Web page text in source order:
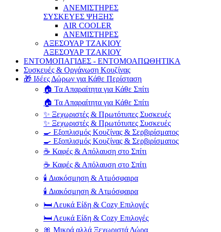
ΑΝΕΜΙΣΤΗΡΕΣ
ΣΥΣΚΕΥΕΣ ΨΗΞΗΣ
AIR COOLER
ΑΝΕΜΙΣΤΗΡΕΣ
ΑΞΕΣΟΥΑΡ ΤΖΑΚΙΟΥ
ΑΞΕΣΟΥΑΡ ΤΖΑΚΙΟΥ
ΕΝΤΟΜΟΠΑΓΙΔΕΣ - ΕΝΤΟΜΟΑΠΩΘΗΤΙΚΑ
Συσκευές & Οργάνωση Κουζίνας
🎁 Ιδέες Δώρων για Κάθε Περίσταση
🏠 Τα Απαραίτητα για Κάθε Σπίτι
🏠 Τα Απαραίτητα για Κάθε Σπίτι
✨ Ξεχωριστές & Πρωτότυπες Συσκευές
✨ Ξεχωριστές & Πρωτότυπες Συσκευές
🍳 Εξοπλισμός Κουζίνας & Σερβιρίσματος
🍳 Εξοπλισμός Κουζίνας & Σερβιρίσματος
☕ Καφές & Απόλαυση στο Σπίτι
☕ Καφές & Απόλαυση στο Σπίτι
🕯️ Διακόσμηση & Ατμόσφαιρα
🕯️ Διακόσμηση & Ατμόσφαιρα
🛏️ Λευκά Είδη & Cozy Επιλογές
🛏️ Λευκά Είδη & Cozy Επιλογές
🎀 Μικρά αλλά Ξεχωριστά Δώρα